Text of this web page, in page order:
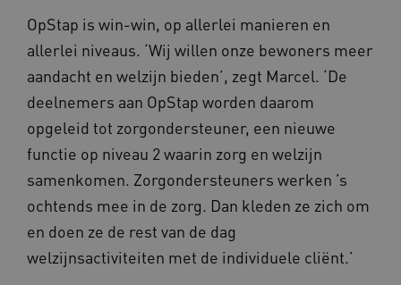
OpStap is win-win, op allerlei manieren en
allerlei niveaus. ‘Wij willen onze bewoners meer
aandacht en welzijn bieden’, zegt Marcel. ‘De
deelnemers aan OpStap worden daarom
opgeleid tot zorgondersteuner, een nieuwe
functie op niveau 2 waarin zorg en welzijn
samenkomen. Zorgondersteuners werken ’s
ochtends mee in de zorg. Dan kleden ze zich om
en doen ze de rest van de dag
welzijnsactiviteiten met de individuele cliënt.’